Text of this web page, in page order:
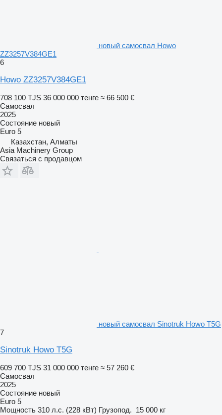
новый самосвал Howo
ZZ3257V384GE1
6
Howo ZZ3257V384GE1
708 100 TJS 36 000 000 тенге ≈ 66 500 €
Самосвал
2025
Состояние новый
Euro 5
Казахстан, Алматы
Asia Machinery Group
Связаться с продавцом
новый самосвал Sinotruk Howo T5G
7
Sinotruk Howo T5G
609 700 TJS 31 000 000 тенге ≈ 57 260 €
Самосвал
2025
Состояние новый
Euro 5
Мощность 310 л.с. (228 кВт) Грузопод. 15 000 кг